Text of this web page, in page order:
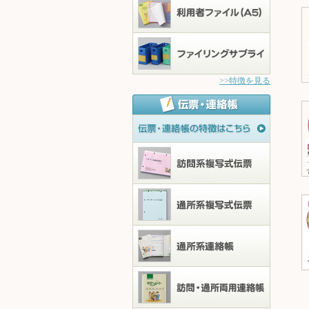
>>特徴を見る